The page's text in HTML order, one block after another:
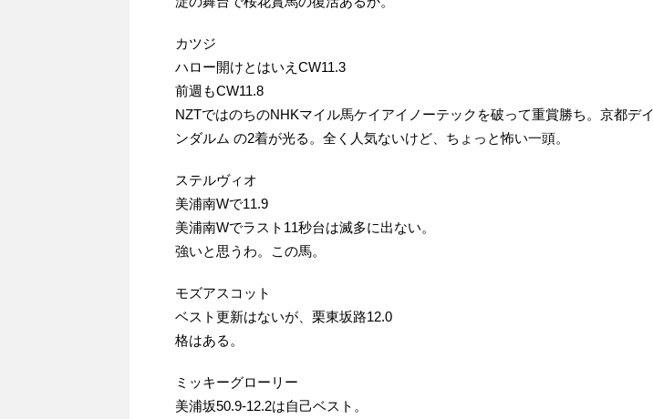
カツジ
ハロー開けとはいえCW11.3
前週もCW11.8
NZTではのちのNHKマイル馬ケイアイノーテックを破って重賞勝ち。京都デ
ンダルム の2着が光る。全く人気ないけど、ちょっと怖い一頭。
ステルヴィオ
美浦南Wで11.9
美浦南Wでラスト11秒台は滅多に出ない。
強いと思うわ。この馬。
モズアスコット
ベスト更新はないが、栗東坂路12.0
格はある。
ミッキーグローリー
美浦坂50.9-12.2は自己ベスト。